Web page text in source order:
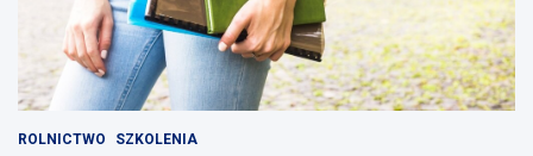
ROLNICTWO SZKOLENIA